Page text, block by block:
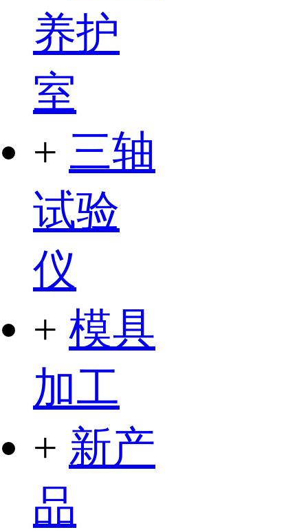
养护
室
+ 三轴
试验
仪
+ 模具
加工
+ 新产
品